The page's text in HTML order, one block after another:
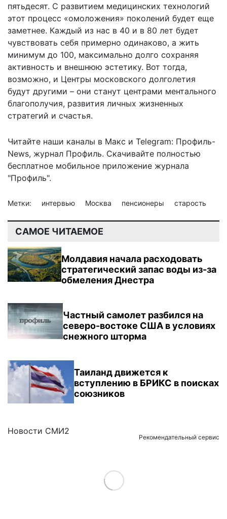
пятьдесят. С развитием медицинских технологий
этот процесс «омоложения» поколений будет еще
заметнее. Каждый из нас в 40 и в 80 лет будет
чувствовать себя примерно одинаково, а жить
минимум до 100, максимально долго сохраняя
активность и внешнюю эстетику. Вот тогда,
возможно, и Центры московского долголетия
будут другими – они станут центрами ментального
благополучия, развития личных жизненных
стратегий и счастья.
Читайте наши каналы в Макс и Telegram: Профиль-
News, журнал Профиль. Скачивайте полностью
бесплатное мобильное приложение журнала
"Профиль".
Метки: интервью Москва пенсионеры старость
САМОЕ ЧИТАЕМОЕ
Молдавия начала расходовать
стратегический запас воды из-за
обмеления Днестра
Частный самолет разбился на
северо-востоке США в условиях
снежного шторма
Таиланд движется к
вступлению в БРИКС в поисках
союзников
Новости СМИ2
Рекомендательный сервис
Load More